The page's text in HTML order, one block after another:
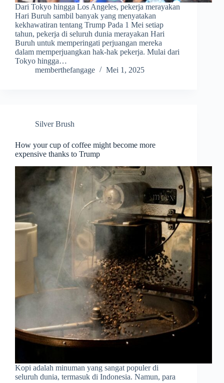
Dari Tokyo hingga Los Angeles, pekerja merayakan
Hari Buruh sambil banyak yang menyatakan
kekhawatiran tentang Trump Pada 1 Mei setiap
tahun, pekerja di seluruh dunia merayakan Hari
Buruh untuk memperingati perjuangan mereka
dalam memperjuangkan hak-hak pekerja. Mulai dari
Tokyo hingga…
memberthefangage
Mei 1, 2025
Silver Brush
How your cup of coffee might become more
expensive thanks to Trump
Kopi adalah minuman yang sangat populer di
seluruh dunia, termasuk di Indonesia. Namun, para